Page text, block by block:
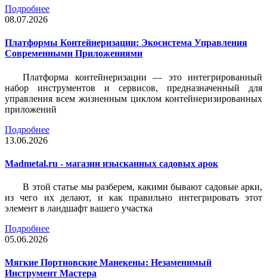
Подробнее
08.07.2026
Платформы Контейнеризации: Экосистема Управления
Современными Приложениями
Платформа контейнеризации — это интегрированный
набор инструментов и сервисов, предназначенный для
управления всем жизненным циклом контейнеризированных
приложений
Подробнее
13.06.2026
Madmetal.ru - магазин изысканных садовых арок
В этой статье мы разберем, какими бывают садовые арки,
из чего их делают, и как правильно интегрировать этот
элемент в ландшафт вашего участка
Подробнее
05.06.2026
Мягкие Портновские Манекены: Незаменимый
Инструмент Мастера